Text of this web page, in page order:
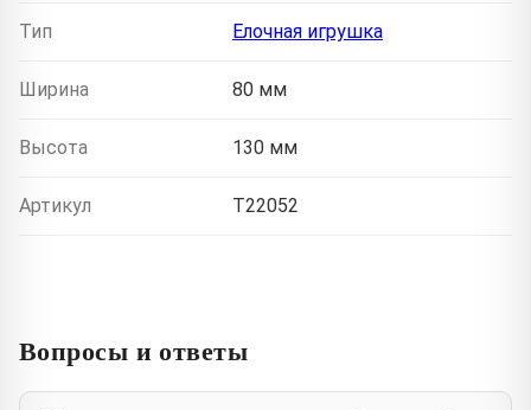
Тип Елочная игрушка
Ширина 80 мм
Высота 130 мм
Артикул T22052
Вопросы и ответы